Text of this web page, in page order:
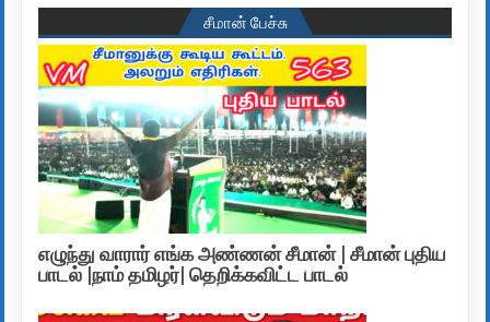
சீமான் பேச்சு
எழுந்து வாரார் எங்க அண்ணன் சீமான் | சீமான் புதிய
பாடல் |நாம் தமிழர்| தெறிக்கவிட்ட பாடல்